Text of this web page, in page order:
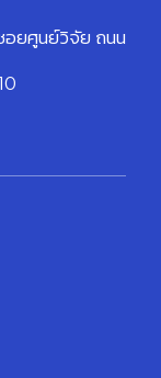
อยศูนย์วิจัย ถนน